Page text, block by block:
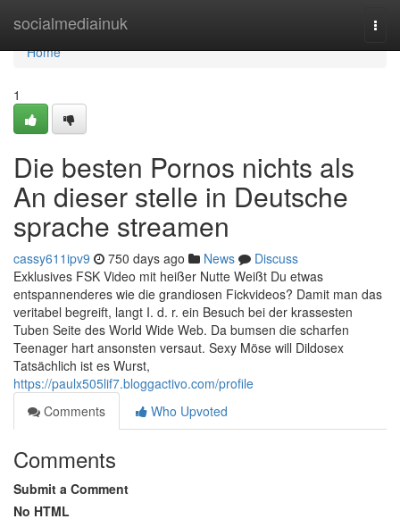
socialmediainuk
Home
Home
1
Die besten Pornos nichts als
An dieser stelle in Deutsche
sprache streamen
cassy611ipv9 750 days ago News
Discuss
Exklusives FSK Video mit heißer Nutte Weißt Du etwas
entspannenderes wie die grandiosen Fickvideos? Damit man das
veritabel begreift, langt I. d. r. ein Besuch bei der krassesten
Tuben Seite des World Wide Web. Da bumsen die scharfen
Teenager hart ansonsten versaut. Sexy Möse will Dildosex
Tatsächlich ist es Wurst,
https://paulx505lif7.bloggactivo.com/profile
Comments
Who Upvoted
Comments
Submit a Comment
No HTML